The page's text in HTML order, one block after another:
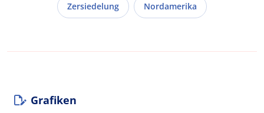
Zersiedelung Nordamerika
Grafiken